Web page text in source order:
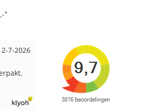
*
7-2026 Wendy uit Amsterdam
Ruime keus aan viltwol, mooie
kleuren en goede kwaliteit. Snel
verzonden. Enigste wat ik een
beetje jammer vind is dat alles los